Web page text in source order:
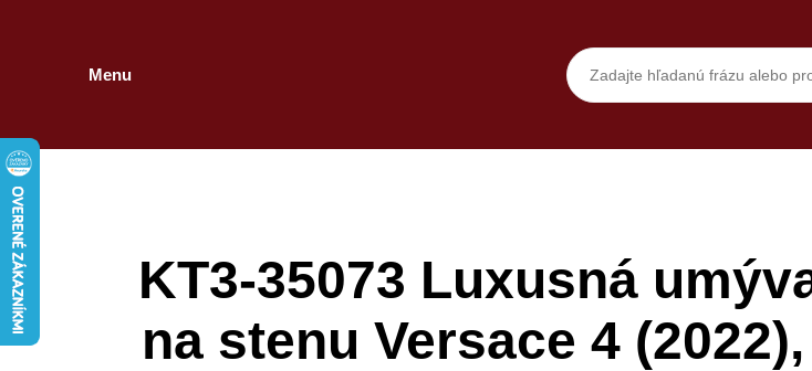
Menu
KT3-35073 Luxusná
na stenu Versace 4